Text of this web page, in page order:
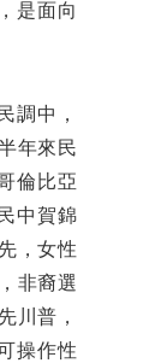
是面向
調中，
年來民
倫比亞
中賀錦
，女性
非裔選
川普，
操作性